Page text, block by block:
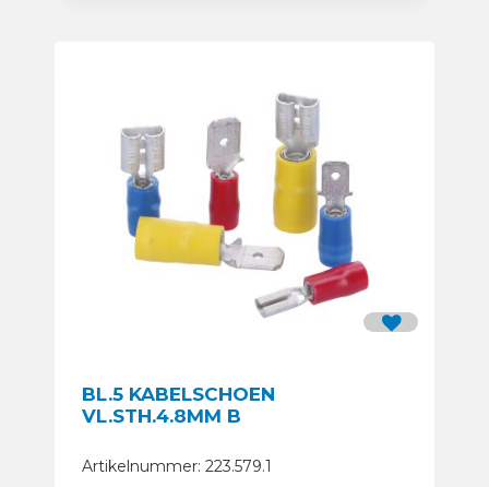
BL.5 KABELSCHOEN
VL.STH.4.8MM B
Artikelnummer: 223.579.1